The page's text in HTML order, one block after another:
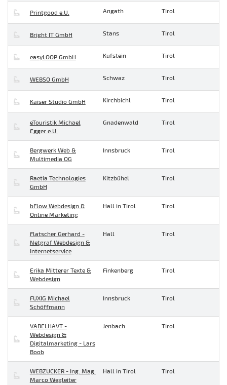
Printgood e.U. Angath Tirol
Bright IT GmbH Stans Tirol
easyLOOP GmbH Kufstein Tirol
WEBSO GmbH Schwaz Tirol
Kaiser Studio GmbH Kirchbichl Tirol
eTouristik Michael
Egger e.U.
Gnadenwald Tirol
Bergwerk Web &
Multimedia OG
Innsbruck Tirol
Raetia Technologies
GmbH
Kitzbühel Tirol
bFlow Webdesign &
Online Marketing
Hall in Tirol Tirol
Flatscher Gerhard -
Netgraf Webdesign &
Internetservice
Hall Tirol
Erika Mitterer Texte &
Webdesign
Finkenberg Tirol
FUXIG Michael
Schöffmann
Innsbruck Tirol
VABELHAVT -
Webdesign &
Digitalmarketing - Lars
Boob
Jenbach Tirol
WEBZUCKER - Ing. Mag.
Marco Wegleiter
Hall in Tirol Tirol